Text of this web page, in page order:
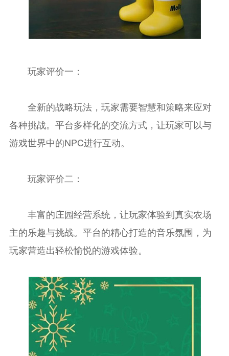
玩家评价一：
全新的战略玩法，玩家需要智慧和策略来应对
各种挑战。平台多样化的交流方式，让玩家可以与
游戏世界中的NPC进行互动。
玩家评价二：
丰富的庄园经营系统，让玩家体验到真实农场
主的乐趣与挑战。平台的精心打造的音乐氛围，为
玩家营造出轻松愉悦的游戏体验。